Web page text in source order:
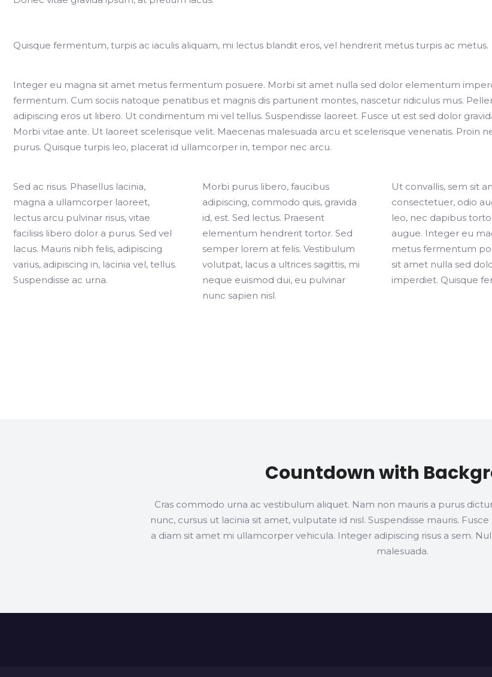
Quisque fermentum, turpis ac iaculis aliquam, mi lectus blandit eros, vel hendrerit metus turpis ac metus.
Integer eu magna sit amet metus fermentum posuere. Morbi sit amet nulla sed dolor elementum
fermentum. Cum sociis natoque penatibus et magnis dis parturient montes, nascetur ridiculus mus.
adipiscing eros ut libero. Ut condimentum mi vel tellus. Suspendisse laoreet. Fusce ut est sed dolor
Morbi vitae ante. Ut laoreet scelerisque velit. Maecenas malesuada arcu et scelerisque venenatis. Proin
purus. Quisque turpis leo, placerat id ullamcorper in, tempor nec arcu.
Sed ac risus. Phasellus lacinia,
magna a ullamcorper laoreet,
lectus arcu pulvinar risus, vitae
facilisis libero dolor a purus. Sed vel
lacus. Mauris nibh felis, adipiscing
varius, adipiscing in, lacinia vel, tellus.
Suspendisse ac urna.
Morbi purus libero, faucibus
adipiscing, commodo quis, gravida
id, est. Sed lectus. Praesent
elementum hendrerit tortor. Sed
semper lorem at felis. Vestibulum
volutpat, lacus a ultrices sagittis, mi
neque euismod dui, eu pulvinar
nunc sapien nisl.
Ut convallis, sem sit
consectetuer, odio
leo, nec dapibus
augue. Integer eu
metus fermentum
sit amet nulla sed
imperdiet. Quisque
Countdown with
Cras commodo urna ac vestibulum aliquet. Nam non mauris a purus
nunc, cursus ut lacinia sit amet, vulputate id nisl. Suspendisse mauris.
a diam sit amet mi ullamcorper vehicula. Integer adipiscing risus a sem.
malesuada.